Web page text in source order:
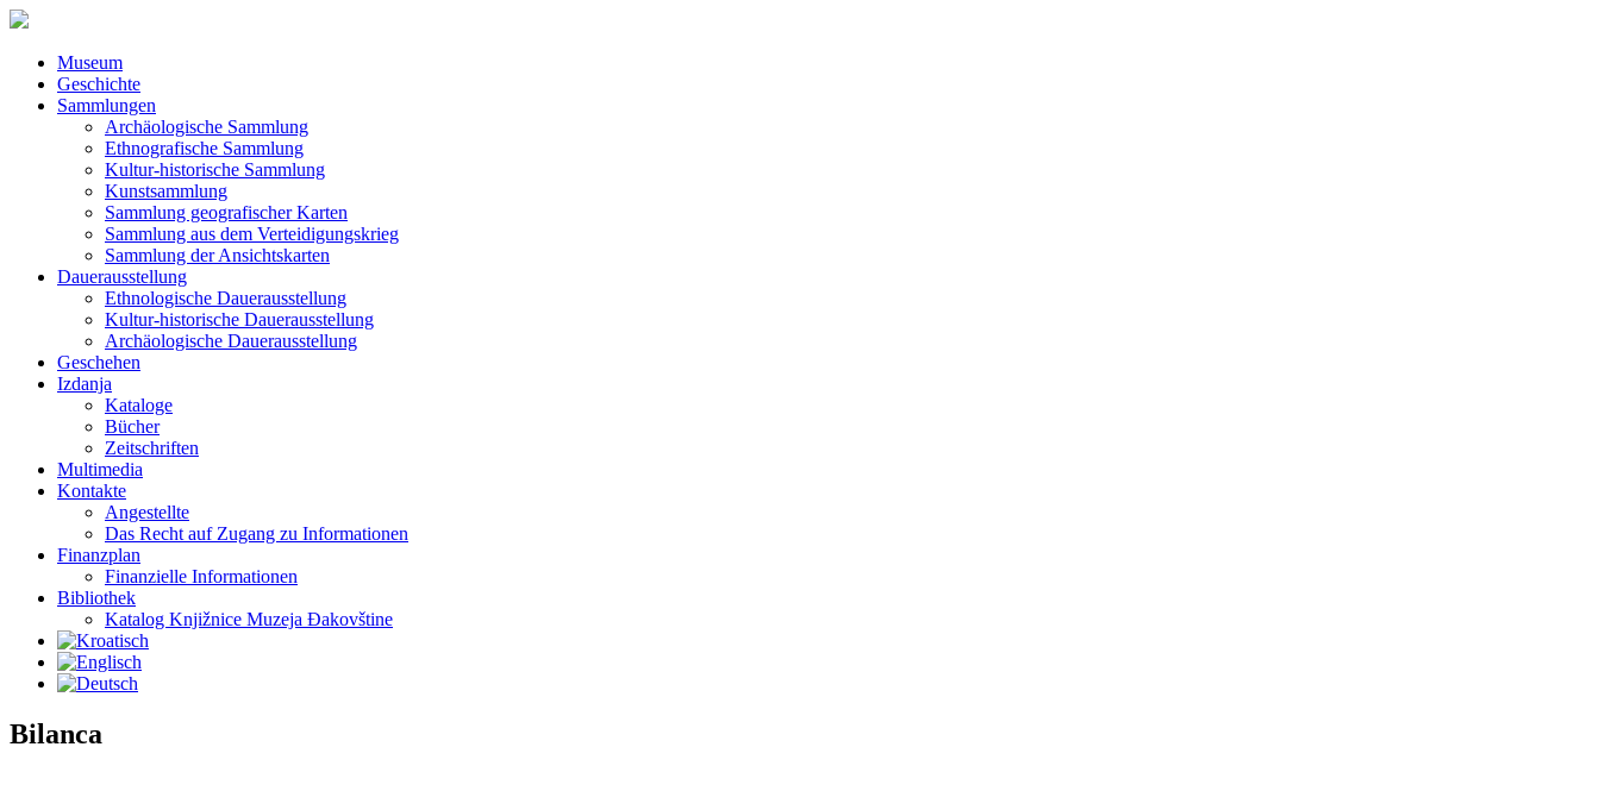
Museum
Geschichte
Sammlungen
Archäologische Sammlung
Ethnografische Sammlung
Kultur-historische Sammlung
Kunstsammlung
Sammlung geografischer Karten
Sammlung aus dem Verteidigungskrieg
Sammlung der Ansichtskarten
Dauerausstellung
Ethnologische Dauerausstellung
Kultur-historische Dauerausstellung
Archäologische Dauerausstellung
Geschehen
Izdanja
Kataloge
Bücher
Zeitschriften
Multimedia
Kontakte
Angestellte
Das Recht auf Zugang zu Informationen
Finanzplan
Finanzielle Informationen
Bibliothek
Katalog Knjižnice Muzeja Đakovštine
Bilanca